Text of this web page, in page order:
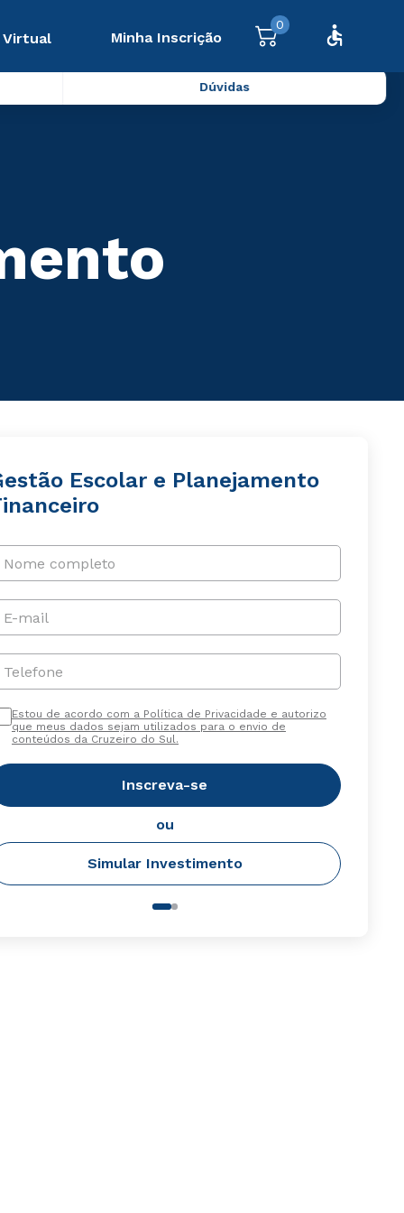
Virtual Minha Inscrição
0
Dúvidas
Escolar e Planejamento
Nome completo
E-mail
Telefone
Estou de acordo com a Política de Privacidade e autorizo
que meus dados sejam utilizados para o envio de
conteúdos da Cruzeiro do Sul.
Inscreva-se
ou
Simular Investimento